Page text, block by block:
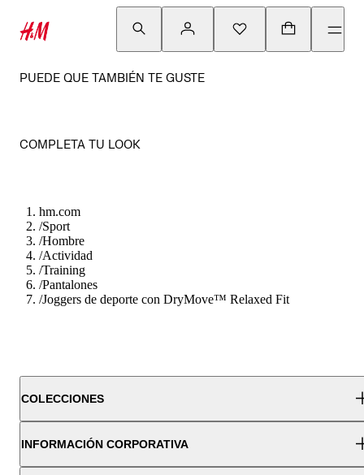
PUEDE QUE TAMBIÉN TE GUSTE
COMPLETA TU LOOK
hm.com
/Sport
/Hombre
/Actividad
/Training
/Pantalones
/Joggers de deporte con DryMove™ Relaxed Fit
COLECCIONES
INFORMACIÓN CORPORATIVA